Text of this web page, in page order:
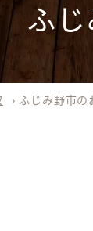
ふ
›ふじみ野市の